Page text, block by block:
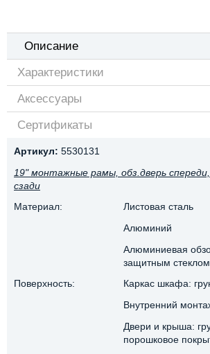
Описание
Характеристики
Аксессуары
Сертификаты
Артикул: 5530131
19" монтажные рамы, обз.дверь
сзади
Материал:
Листовая сталь
Алюминий
Алюминиевая
защитным
Поверхность:
Каркас шкафа:
Внутренний
Двери и крыша:
порошковое